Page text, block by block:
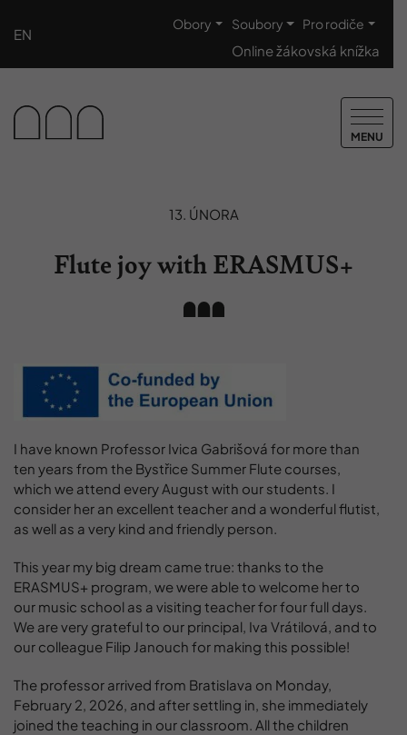
EN
Obory Soubory Pro rodiče
Online žákovská knížka
MENU
13. ÚNORA
Flute joy with ERASMUS+
I have known Professor Ivica Gabrišová for more than
ten years from the Bystřice Summer Flute courses,
which we attend every August with our students. I
consider her an excellent teacher and a wonderful flutist,
as well as a very kind and friendly person.
This year my big dream came true: thanks to the
ERASMUS+ program, we were able to welcome her to
our music school as a visiting teacher for four full days.
We are very grateful to our principal, Iva Vrátilová, and to
our colleague Filip Janouch for making this possible!
The professor arrived from Bratislava on Monday,
February 2, 2026, and after settling in, she immediately
joined the teaching in our classroom. All the children